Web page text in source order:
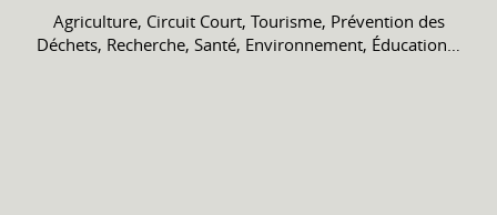
Agriculture, Circuit Court, Tourisme, Prévention des
Déchets, Recherche, Santé, Environnement, Éducation…